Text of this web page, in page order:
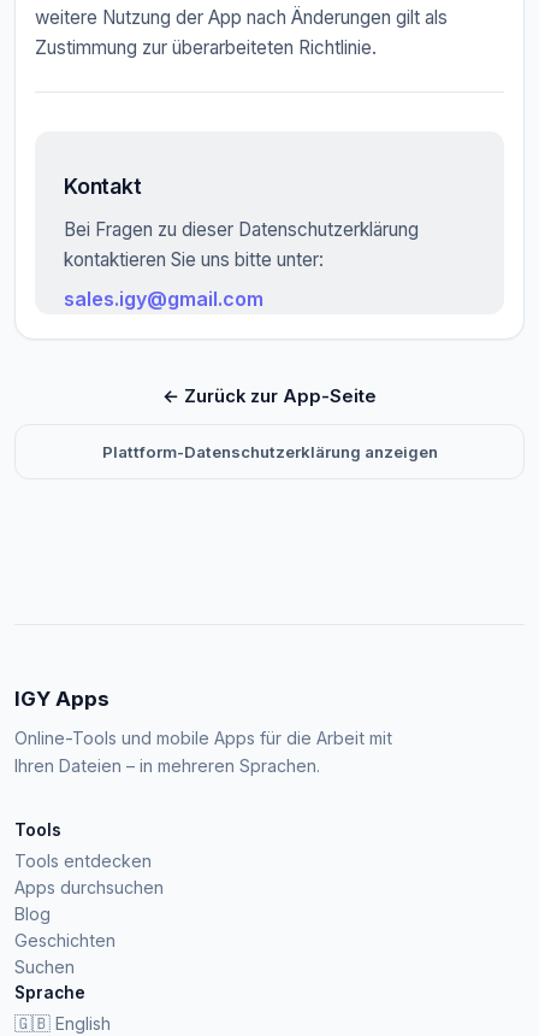
weitere Nutzung der App nach Änderungen gilt als
Zustimmung zur überarbeiteten Richtlinie.
Kontakt
Bei Fragen zu dieser Datenschutzerklärung
kontaktieren Sie uns bitte unter:
sales.igy@gmail.com
← Zurück zur App-Seite
Plattform-Datenschutzerklärung anzeigen
IGY Apps
Online-Tools und mobile Apps für die Arbeit mit
Ihren Dateien – in mehreren Sprachen.
Tools
Tools entdecken
Apps durchsuchen
Blog
Geschichten
Suchen
Sprache
🇬🇧 English